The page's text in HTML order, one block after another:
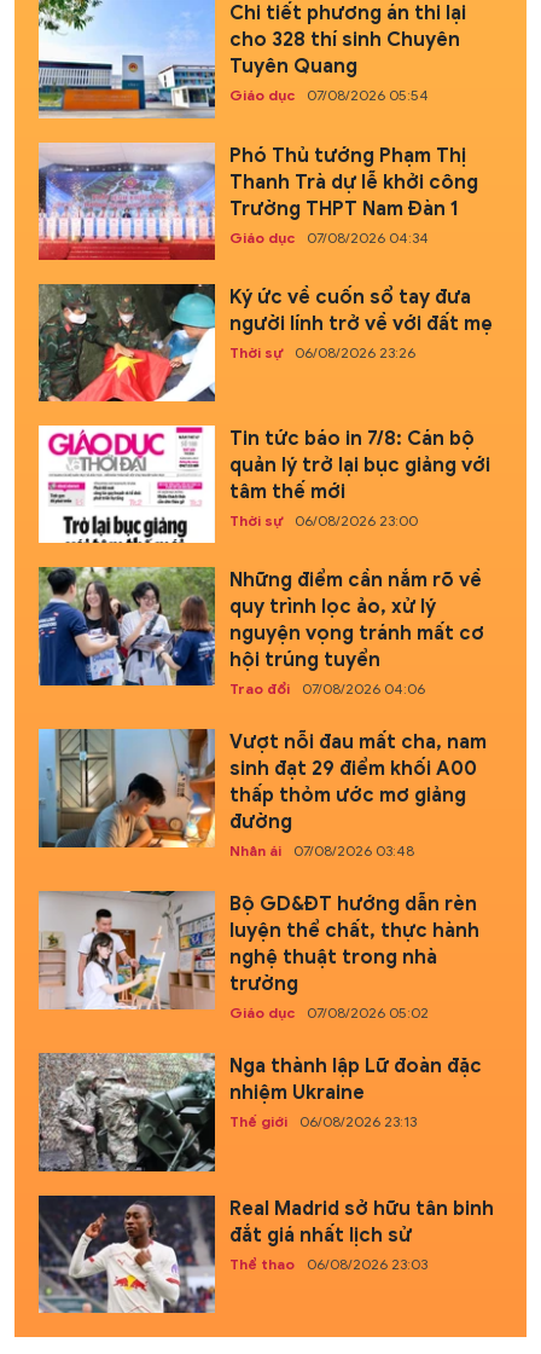
Chi tiết phương án thi lại
cho 328 thí sinh Chuyên
Tuyên Quang
Giáo dục 07/08/2026 05:54
Phó Thủ tướng Phạm Thị
Thanh Trà dự lễ khởi công
Trường THPT Nam Đàn 1
Giáo dục 07/08/2026 04:34
Ký ức về cuốn sổ tay đưa
người lính trở về với đất mẹ
Thời sự 06/08/2026 23:26
Tin tức báo in 7/8: Cán bộ
quản lý trở lại bục giảng với
tâm thế mới
Thời sự 06/08/2026 23:00
Những điểm cần nắm rõ về
quy trình lọc ảo, xử lý
nguyện vọng tránh mất cơ
hội trúng tuyển
Trao đổi 07/08/2026 04:06
Vượt nỗi đau mất cha, nam
sinh đạt 29 điểm khối A00
thấp thỏm ước mơ giảng
đường
Nhân ái 07/08/2026 03:48
Bộ GD&ĐT hướng dẫn rèn
luyện thể chất, thực hành
nghệ thuật trong nhà
trường
Giáo dục 07/08/2026 05:02
Nga thành lập Lữ đoàn đặc
nhiệm Ukraine
Thế giới 06/08/2026 23:13
Real Madrid sở hữu tân binh
đắt giá nhất lịch sử
Thể thao 06/08/2026 23:03